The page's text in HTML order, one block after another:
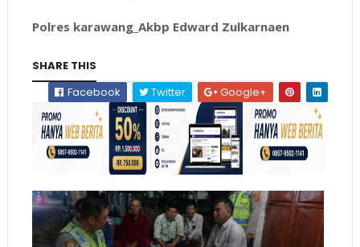
Polres karawang_Akbp Edward Zulkarnaen
SHARE THIS
Facebook
Twitter Google+